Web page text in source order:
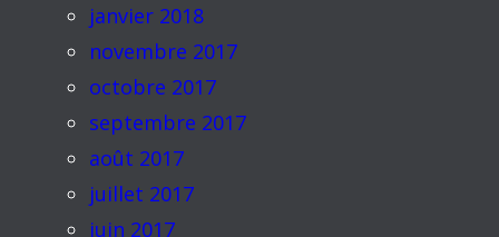
janvier 2018
novembre 2017
octobre 2017
septembre 2017
août 2017
juillet 2017
juin 2017